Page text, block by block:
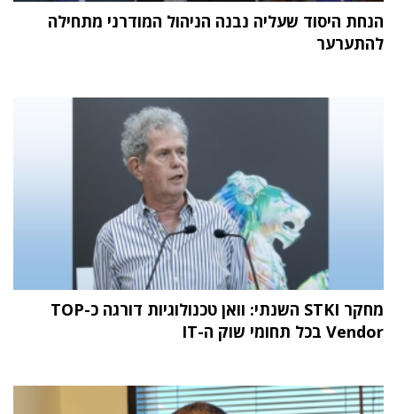
הנחת היסוד שעליה נבנה הניהול המודרני מתחילה
להתערער
מחקר STKI השנתי: וואן טכנולוגיות דורגה כ-TOP
Vendor בכל תחומי שוק ה-IT